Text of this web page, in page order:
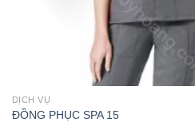
DỊCH VỤ
ĐỒNG PHỤC SPA 15